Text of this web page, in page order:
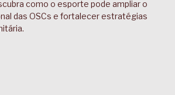
como o esporte pode ampliar o
das OSCs e fortalecer estratégias